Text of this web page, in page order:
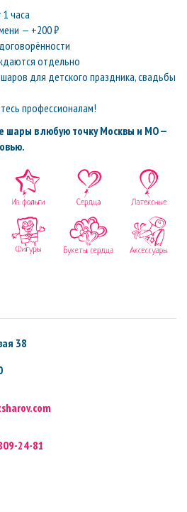
часа
— +200 ₽
отдельно
для детского праздника, свадьбы
профессионалам!
шары в любую точку Москвы и МО —
38
24-81